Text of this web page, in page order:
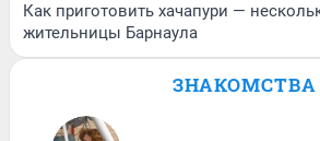
Как приготовить хачапури —
жительницы Барнаула
ЗНАКОМСТВА